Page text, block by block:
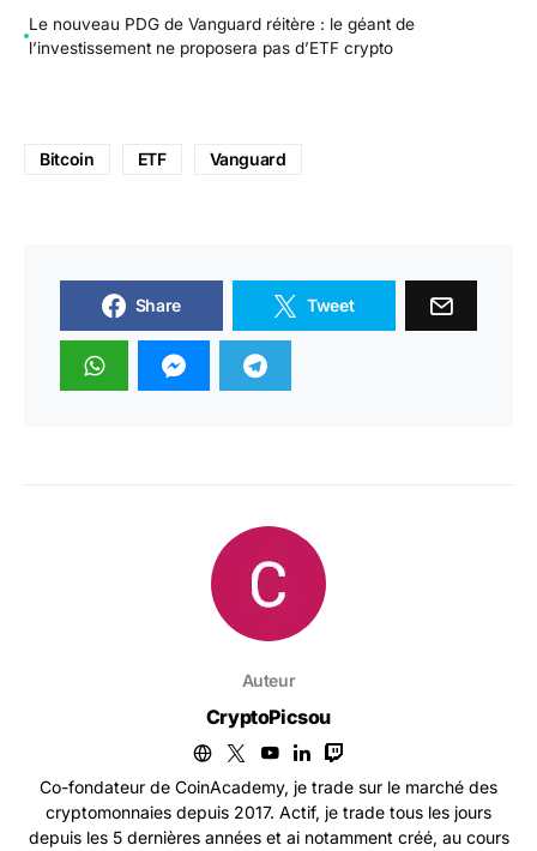
Le nouveau PDG de Vanguard réitère : le géant de
l’investissement ne proposera pas d’ETF crypto
Bitcoin ETF Vanguard
Share Tweet
Auteur
CryptoPicsou
Co-fondateur de CoinAcademy, je trade sur le marché des
cryptomonnaies depuis 2017. Actif, je trade tous les jours
depuis les 5 dernières années et ai notamment créé, au cours